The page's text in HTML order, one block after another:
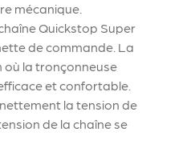
mécanique.
Quickstop Super
de commande. La
où la tronçonneuse
et confortable.
la tension de
de la chaîne se